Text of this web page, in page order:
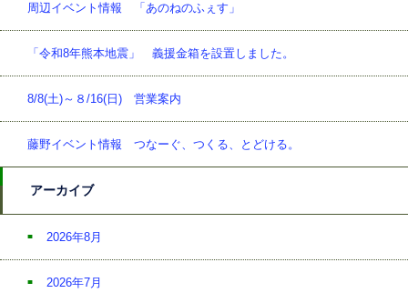
周辺イベント情報 「あのねのふぇす」
「令和8年熊本地震」 義援金箱を設置しました。
8/8(土)～８/16(日) 営業案内
藤野イベント情報 つなーぐ、つくる、とどける。
アーカイブ
2026年8月
2026年7月